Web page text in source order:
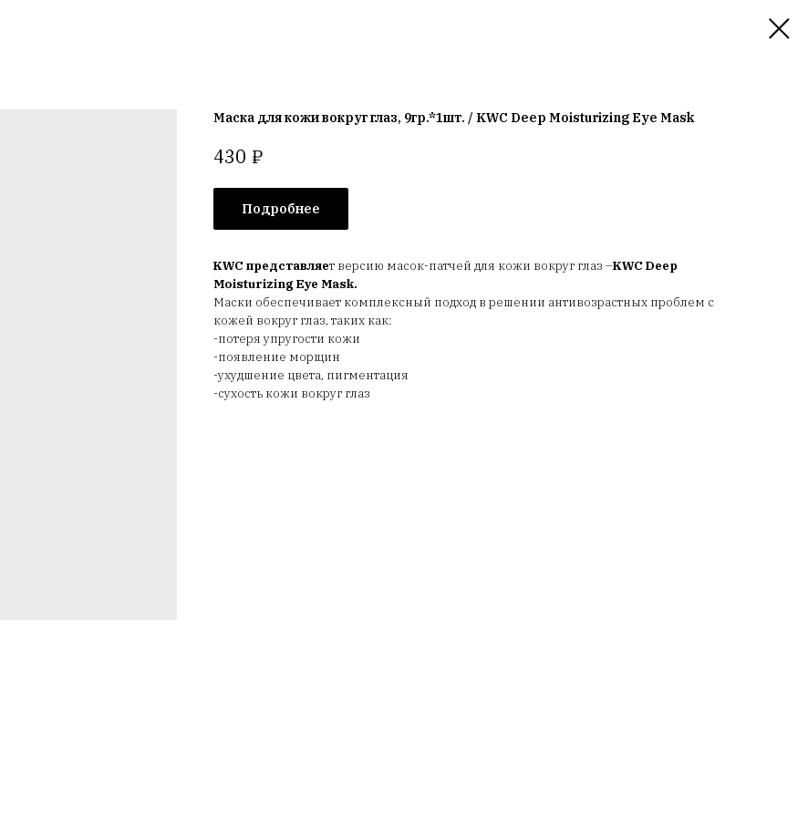
Маска для кожи вокруг глаз, 9гр.*1шт. / KWC Deep Moisturizing Eye Mask
430 ₽
Подробнее
KWC представляет версию масок-патчей для кожи вокруг глаз –KWC Deep
Moisturizing Eye Mask.
Маски обеспечивает комплексный подход в решении антивозрастных проблем с
кожей вокруг глаз, таких как:
-потеря упругости кожи
-появление морщин
-ухудшение цвета, пигментация
-сухость кожи вокруг глаз